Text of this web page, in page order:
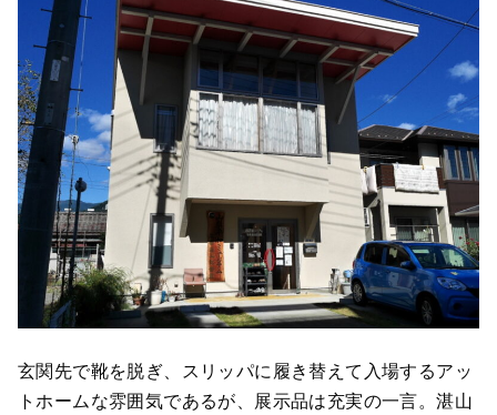
玄関先で靴を脱ぎ、スリッパに履き替えて入場するアッ
トホームな雰囲気であるが、展示品は充実の一言。湛山